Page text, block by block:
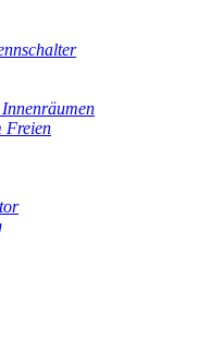
Freien